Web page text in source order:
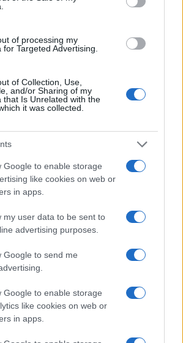
of processing my
Targeted Advertising.
of Collection, Use,
and/or Sharing of my
that Is Unrelated with the
it was collected.
Google to enable storage
like cookies on web or
in apps.
my user data to be sent to
advertising purposes.
Google to send me
Google to enable storage
like cookies on web or
in apps.
Agostina Diturco